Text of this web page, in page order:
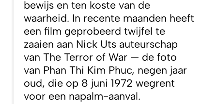
bewijs en ten koste van de
waarheid. In recente maanden heeft
een film geprobeerd twijfel te
zaaien aan Nick Uts auteurschap
van The Terror of War — de foto
van Phan Thi Kim Phuc, negen jaar
oud, die op 8 juni 1972 wegrent
voor een napalm-aanval.